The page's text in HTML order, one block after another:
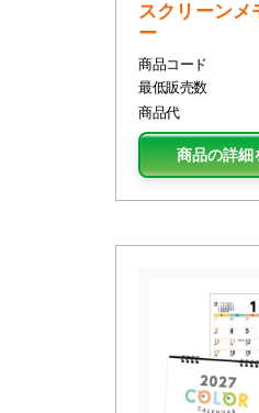
スクリーンメ
ー
商品コード
最低販売数
商品代
商品の詳細